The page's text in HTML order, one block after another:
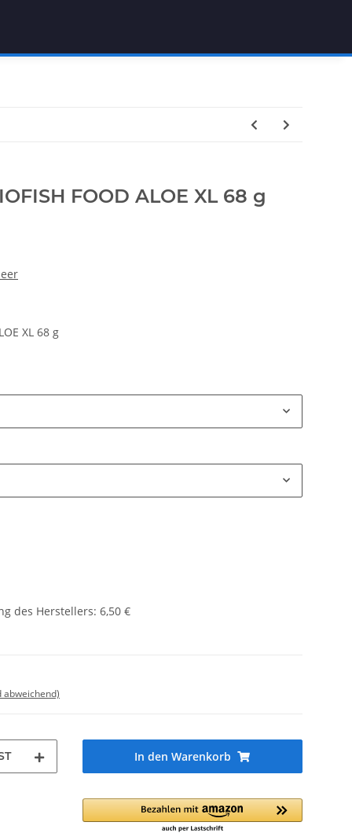
FOOD ALOE XL 68 g
XL 68 g
des Herstellers: 6,50 €
abweichend)
In den Warenkorb